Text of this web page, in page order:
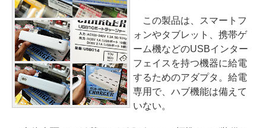
この製品は、スマートフ
ォンやタブレット、携帯ゲ
ーム機などのUSBインター
フェイスを持つ機器に給電
するためのアダプタ。給電
専用で、ハブ機能は備えて
いない。